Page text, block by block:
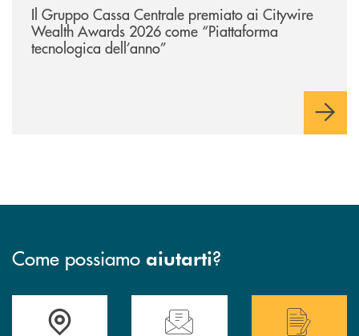
Il Gruppo Cassa Centrale premiato ai Citywire
Wealth Awards 2026 come “Piattaforma
tecnologica dell’anno”
Come possiamo aiutarti?
Accedi all' elenco completo delle filiali .Hai bisogno di assistenza immediata?
Hai bisogno di